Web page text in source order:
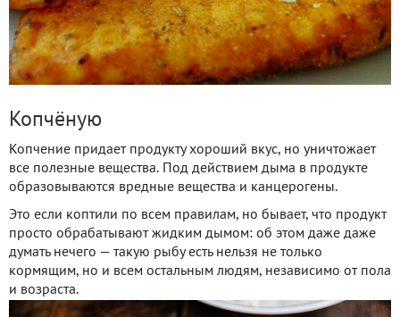
Копчёную
Копчение придает продукту хороший вкус, но уничтожает
все полезные вещества. Под действием дыма в продукте
образовываются вредные вещества и канцерогены.
Это если коптили по всем правилам, но бывает, что продукт
просто обрабатывают жидким дымом: об этом даже даже
думать нечего — такую рыбу есть нельзя не только
кормящим, но и всем остальным людям, независимо от пола
и возраста.